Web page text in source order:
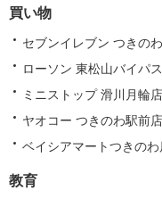
買い物
セブンイレブン つきの
ローソン 東松山バイパ
ミニストップ 滑川月輪
ヤオコー つきのわ駅前
ベイシアマートつきの
教育